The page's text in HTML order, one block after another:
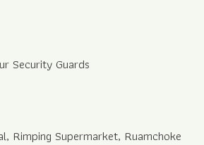
Owner)